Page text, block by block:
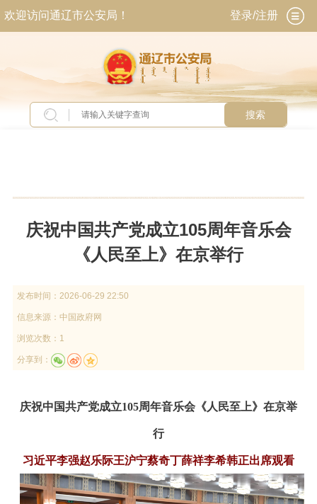
欢迎访问通辽市公安局！ 登录/注册
搜索
庆祝中国共产党成立105周年音乐会
《人民至上》在京举行
发布时间： 2026-06-29 22:50
信息来源： 中国政府网
浏览次数：1
分享到：
庆祝中国共产党成立105周年音乐会《人民至上》在京举
行
习近平李强赵乐际王沪宁蔡奇丁薛祥李希韩正出席观看